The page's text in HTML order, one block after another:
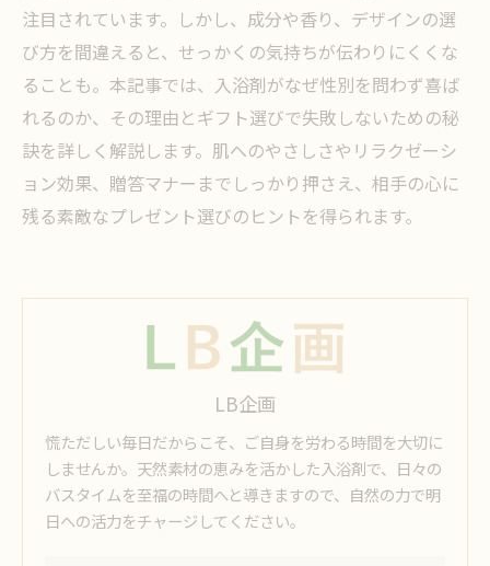
注目されています。しかし、成分や香り、デザインの選
び方を間違えると、せっかくの気持ちが伝わりにくくな
ることも。本記事では、入浴剤がなぜ性別を問わず喜ば
れるのか、その理由とギフト選びで失敗しないための秘
訣を詳しく解説します。肌へのやさしさやリラクゼーシ
ョン効果、贈答マナーまでしっかり押さえ、相手の心に
残る素敵なプレゼント選びのヒントを得られます。
LB企画
慌ただしい毎日だからこそ、ご自身を労わる時間を大切に
しませんか。天然素材の恵みを活かした入浴剤で、日々の
バスタイムを至福の時間へと導きますので、自然の力で明
日への活力をチャージしてください。